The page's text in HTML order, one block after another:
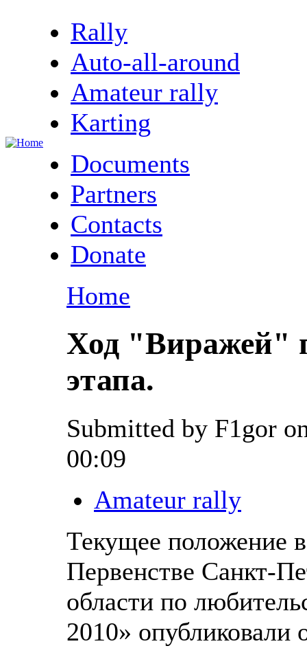
Rally
Auto-all-around
Amateur rally
Karting
Documents
Partners
Contacts
Donate
Home
Ход "Виражей"
этапа.
Submitted by F1gor
00:09
Amateur rally
Текущее положение
Первенстве Санкт-
области по
2010» опубликовали